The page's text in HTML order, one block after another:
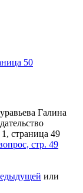
50
стр. 49
или